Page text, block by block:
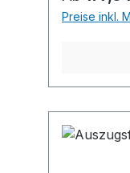
Preise inkl.